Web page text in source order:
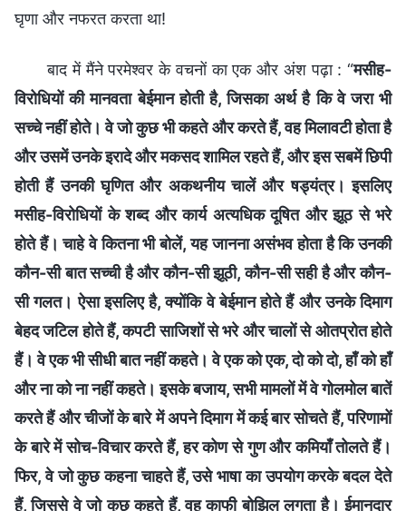
घृणा और नफरत करता था!
बाद में मैंने परमेश्वर के वचनों का एक और अंश पढ़ा : “मसीह-
विरोधियों की मानवता बेईमान होती है, जिसका अर्थ है कि वे जरा भी
सच्चे नहीं होते। वे जो कुछ भी कहते और करते हैं, वह मिलावटी होता है
और उसमें उनके इरादे और मकसद शामिल रहते हैं, और इस सबमें छिपी
होती हैं उनकी घृणित और अकथनीय चालें और षड्यंत्र। इसलिए
मसीह-विरोधियों के शब्द और कार्य अत्यधिक दूषित और झूठ से भरे
होते हैं। चाहे वे कितना भी बोलें, यह जानना असंभव होता है कि उनकी
कौन-सी बात सच्ची है और कौन-सी झूठी, कौन-सी सही है और कौन-
सी गलत। ऐसा इसलिए है, क्योंकि वे बेईमान होते हैं और उनके दिमाग
बेहद जटिल होते हैं, कपटी साजिशों से भरे और चालों से ओतप्रोत होते
हैं। वे एक भी सीधी बात नहीं कहते। वे एक को एक, दो को दो, हाँ को हाँ
और ना को ना नहीं कहते। इसके बजाय, सभी मामलों में वे गोलमोल बातें
करते हैं और चीजों के बारे में अपने दिमाग में कई बार सोचते हैं, परिणामों
के बारे में सोच-विचार करते हैं, हर कोण से गुण और कमियाँ तोलते हैं।
फिर, वे जो कुछ कहना चाहते हैं, उसे भाषा का उपयोग करके बदल देते
हैं, जिससे वे जो कुछ कहते हैं, वह काफी बोझिल लगता है। ईमानदार